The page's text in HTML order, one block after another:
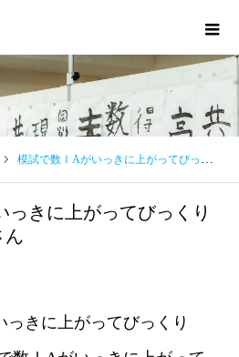
模試で数ⅠAがいっきに上がってびっくり神戸高校 3年Yさん
きに上がってびっくり
ん
きに上がってびっくり